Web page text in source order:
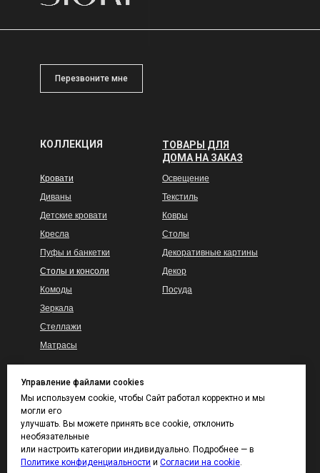
Управление файлами cookies
Мы используем cookie, чтобы Сайт работал корректно и мы
могли его
улучшать. Вы можете принять все cookie, отклонить
необязательные
или настроить категории индивидуально. Подробнее — в
Политике конфиденциальности и Согласии на cookie
Освещение
Текстиль
Ковры
Столы
Декоративные картины
Декор
Посуда
Кровати
Диваны
Детские кровати
Кресла
Пуфы и банкетки
Столы и консоли
Комоды
Зеркала
Стеллажи
Матрасы
ТОВАРЫ ДЛЯ
ДОМА НА ЗАКАЗ
КОЛЛЕКЦИЯ
КАТАЛОГ ТКАНЕЙ
И ВЫКРАСОВ
Покупателям
Каталог тканей
Каталог отделок дерева
Гарантия
Контакты
Перезвоните мне